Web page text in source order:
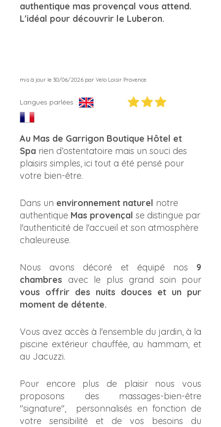
authentique mas provençal vous attend.
L'idéal pour découvrir le Luberon.
mis à jour le 30/06/2026 par Velo Loisir Provence
Langues parlées :
Au Mas de Garrigon Boutique Hôtel et
Spa rien d’ostentatoire mais un souci des
plaisirs simples, ici tout a été pensé pour
votre bien-être.
Dans un environnement naturel notre
authentique Mas provençal se distingue par
l'authenticité de l'accueil et son atmosphère
chaleureuse.
Nous avons décoré et équipé nos 9
chambres avec le plus grand soin pour
vous offrir des nuits douces et un pur
moment de détente.
Vous avez accès à l'ensemble du jardin, à la
piscine extérieur chauffée, au hammam, et
au Jacuzzi.
Pour encore plus de plaisir nous vous
proposons des massages-bien-être
"signature", personnalisés en fonction de
votre sensibilité et de vos besoins du